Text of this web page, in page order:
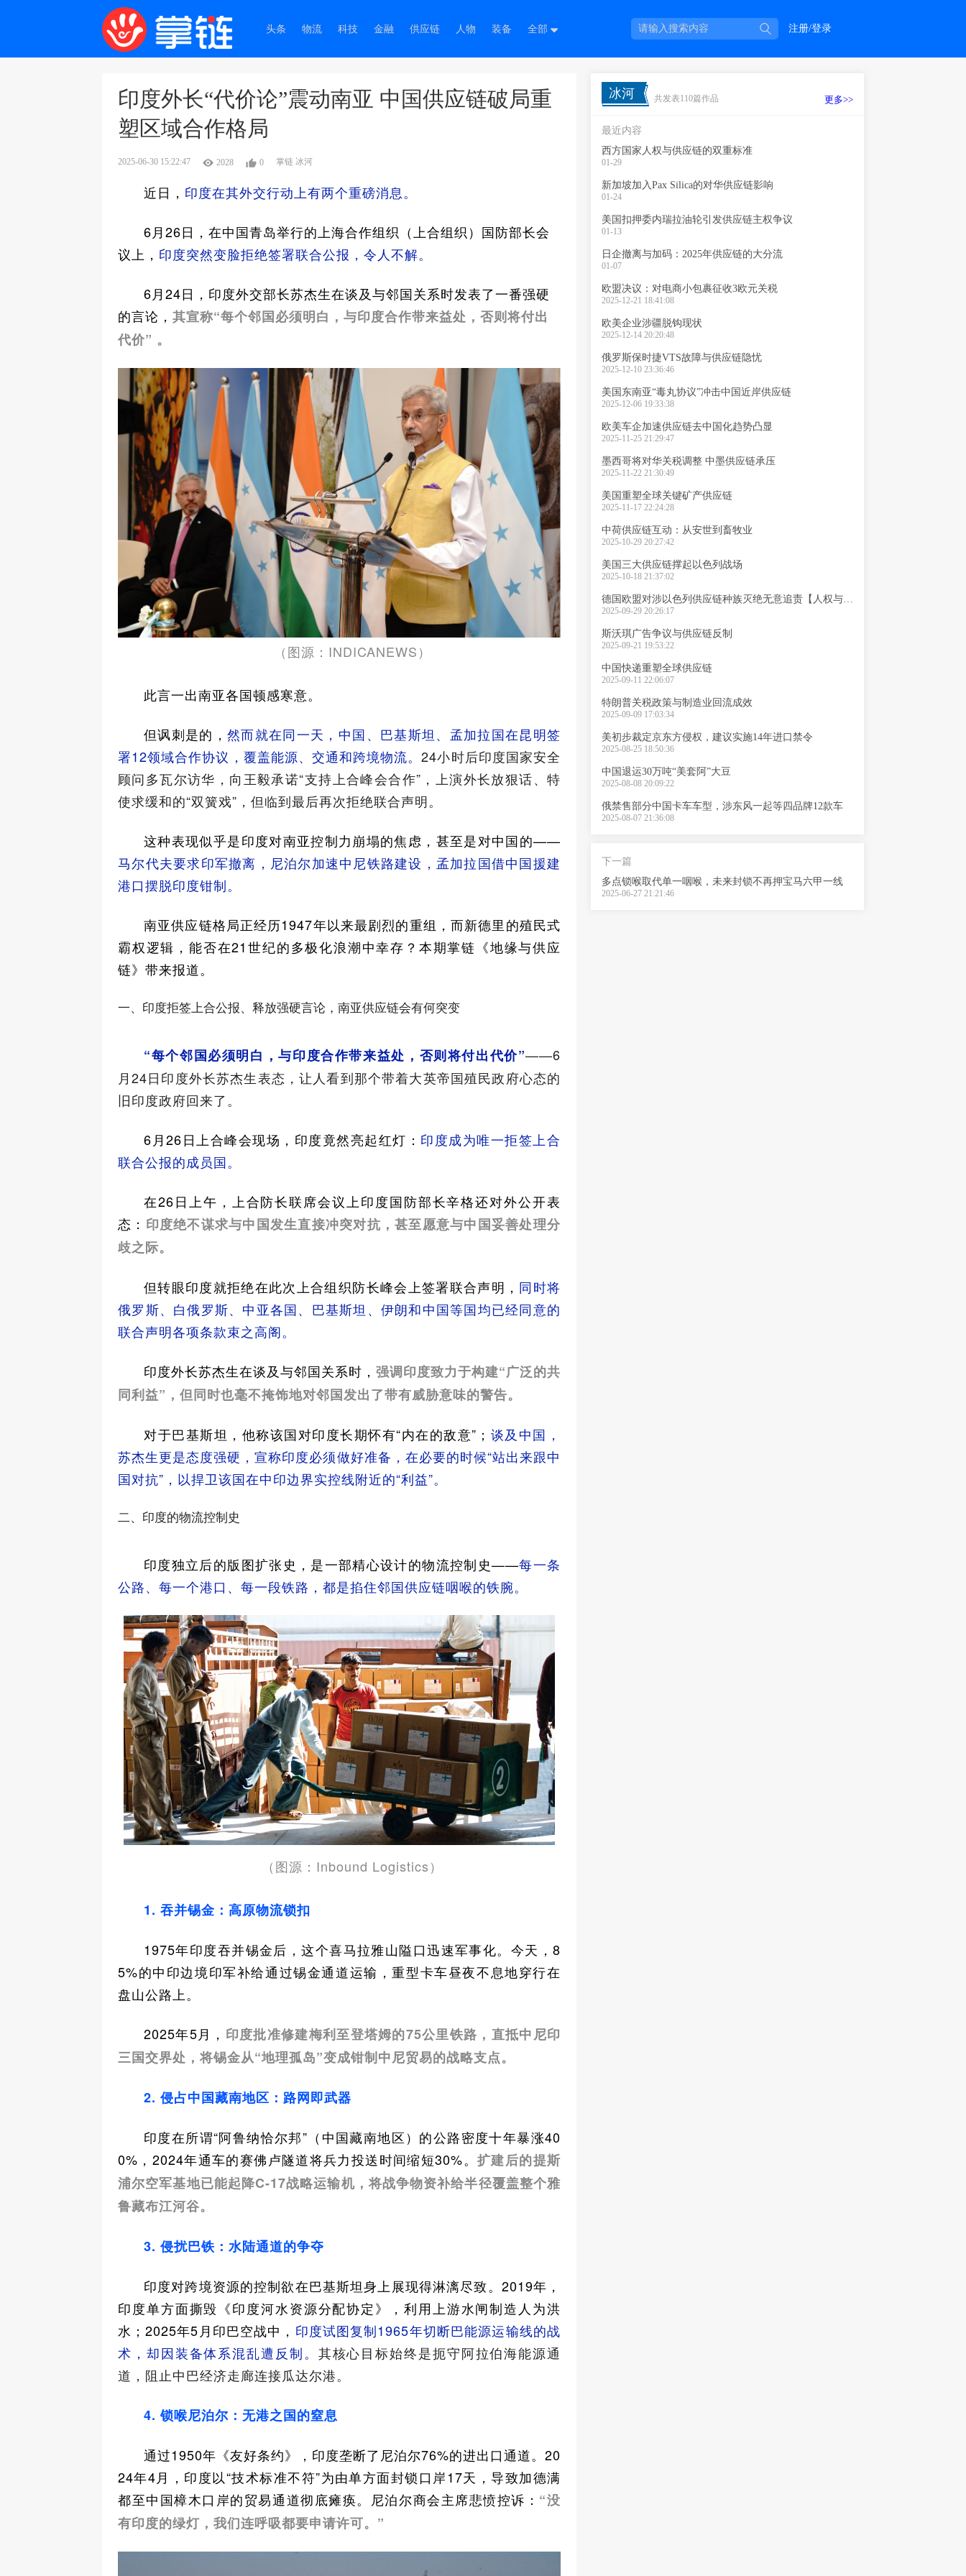
头条 物流 科技 金融 供应链 人物 装备 全部 注册/登录
印度外长“代价论”震动南亚 中国供应链破局重
塑区域合作格局
2025-06-30 15:22:47 2028 0 掌链 冰河
近日， 印度在其外交行动上有两个重磅消息。
6月26日，在中国青岛举行的上海合作组织（上合组织）国防部长会
议上， 印度突然变脸拒绝签署联合公报，令人不解。
6月24日，印度外交部长苏杰生在谈及与邻国关系时发表了一番强硬
的言论， 其宣称“每个邻国必须明白，与印度合作带来益处，否则将付出
代价” 。
（图源：INDICANEWS）
此言一出南亚各国顿感寒意。
但讽刺是的，然而就在同一天，中国、巴基斯坦、孟加拉国在昆明签
署12领域合作协议，覆盖能源、交通和跨境物流。24小时后印度国家安全
顾问多瓦尔访华，向王毅承诺“支持上合峰会合作”，上演外长放狠话、特
使求缓和的“双簧戏”，但临到最后再次拒绝联合声明。
这种表现似乎是印度对南亚控制力崩塌的焦虑，甚至是对中国的——
马尔代夫要求印军撤离，尼泊尔加速中尼铁路建设，孟加拉国借中国援建
港口摆脱印度钳制。
南亚供应链格局正经历1947年以来最剧烈的重组，而新德里的殖民式
霸权逻辑，能否在21世纪的多极化浪潮中幸存？本期掌链《地缘与供应
链》带来报道。
一、印度拒签上合公报、释放强硬言论，南亚供应链会有何突变
“每个邻国必须明白，与印度合作带来益处，否则将付出代价”——6
月24日印度外长苏杰生表态，让人看到那个带着大英帝国殖民政府心态的
旧印度政府回来了。
6月26日上合峰会现场，印度竟然亮起红灯： 印度成为唯一拒签上合
联合公报的成员国。
在26日上午，上合防长联席会议上印度国防部长辛格还对外公开表
态： 印度绝不谋求与中国发生直接冲突对抗，甚至愿意与中国妥善处理分
歧之际。
但转眼印度就拒绝在此次上合组织防长峰会上签署联合声明， 同时将
俄罗斯、白俄罗斯、中亚各国、巴基斯坦、伊朗和中国等国均已经同意的
联合声明各项条款束之高阁。
印度外长苏杰生在谈及与邻国关系时， 强调印度致力于构建“广泛的共
同利益”，但同时也毫不掩饰地对邻国发出了带有威胁意味的警告。
对于巴基斯坦，他称该国对印度长期怀有“内在的敌意”； 谈及中国，
苏杰生更是态度强硬，宣称印度必须做好准备，在必要的时候“站出来跟中
国对抗”，以捍卫该国在中印边界实控线附近的“利益”。
二、印度的物流控制史
印度独立后的版图扩张史，是一部精心设计的物流控制史——每一条
公路、每一个港口、每一段铁路，都是掐住邻国供应链咽喉的铁腕。
（图源：Inbound Logistics）
1. 吞并锡金：高原物流锁扣
1975年印度吞并锡金后，这个喜马拉雅山隘口迅速军事化。今天，8
5%的中印边境印军补给通过锡金通道运输，重型卡车昼夜不息地穿行在
盘山公路上。
2025年5月， 印度批准修建梅利至登塔姆的75公里铁路，直抵中尼印
三国交界处，将锡金从“地理孤岛”变成钳制中尼贸易的战略支点。
2. 侵占中国藏南地区：路网即武器
印度在所谓“阿鲁纳恰尔邦”（中国藏南地区）的公路密度十年暴涨40
0%，2024年通车的赛佛卢隧道将兵力投送时间缩短30%。扩建后的提斯
浦尔空军基地已能起降C-17战略运输机，将战争物资补给半径覆盖整个雅
鲁藏布江河谷。
3. 侵扰巴铁：水陆通道的争夺
印度对跨境资源的控制欲在巴基斯坦身上展现得淋漓尽致。2019年，
印度单方面撕毁《印度河水资源分配协定》，利用上游水闸制造人为洪
水；2025年5月印巴空战中， 印度试图复制1965年切断巴能源运输线的战
术，却因装备体系混乱遭反制。 其核心目标始终是扼守阿拉伯海能源通
道，阻止中巴经济走廊连接瓜达尔港。
4. 锁喉尼泊尔：无港之国的窒息
通过1950年《友好条约》，印度垄断了尼泊尔76%的进出口通道。20
24年4月，印度以“技术标准不符”为由单方面封锁口岸17天，导致加德满
都至中国樟木口岸的贸易通道彻底瘫痪。尼泊尔商会主席悲愤控诉： “没
有印度的绿灯，我们连呼吸都要申请许可。”
冰河 共发表110篇作品 更多>>
最近内容
西方国家人权与供应链的双重标准
01-29
新加坡加入Pax Silica的对华供应链影响
01-24
美国扣押委内瑞拉油轮引发供应链主权争议
01-13
日企撤离与加码：2025年供应链的大分流
01-07
欧盟决议：对电商小包裹征收3欧元关税
2025-12-21 18:41:08
欧美企业涉疆脱钩现状
2025-12-14 20:20:48
俄罗斯保时捷VTS故障与供应链隐忧
2025-12-10 23:36:46
美国东南亚“毒丸协议”冲击中国近岸供应链
2025-12-06 19:33:38
欧美车企加速供应链去中国化趋势凸显
2025-11-25 21:29:47
墨西哥将对华关税调整 中墨供应链承压
2025-11-22 21:30:49
美国重塑全球关键矿产供应链
2025-11-17 22:24:28
中荷供应链互动：从安世到畜牧业
2025-10-29 20:27:42
美国三大供应链撑起以色列战场
2025-10-18 21:37:02
德国欧盟对涉以色列供应链种族灭绝无意追责【人权与供应链】
2025-09-29 20:26:17
斯沃琪广告争议与供应链反制
2025-09-21 19:53:22
中国快递重塑全球供应链
2025-09-11 22:06:07
特朗普关税政策与制造业回流成效
2025-09-09 17:03:34
美初步裁定京东方侵权，建议实施14年进口禁令
2025-08-25 18:50:36
中国退运30万吨“美套阿”大豆
2025-08-08 20:09:22
俄禁售部分中国卡车车型，涉东风一起等四品牌12款车
2025-08-07 21:36:08
下一篇
多点锁喉取代单一咽喉，未来封锁不再押宝马六甲一线
2025-06-27 21:21:46